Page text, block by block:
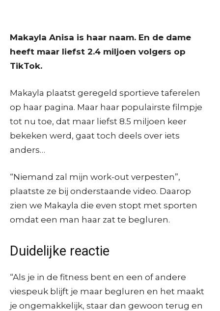
Makayla Anisa is haar naam. En de dame
heeft maar liefst 2.4 miljoen volgers op
TikTok.
Makayla plaatst geregeld sportieve taferelen
op haar pagina. Maar haar populairste filmpje
tot nu toe, dat maar liefst 8.5 miljoen keer
bekeken werd, gaat toch deels over iets
anders…
“Niemand zal mijn work-out verpesten”,
plaatste ze bij onderstaande video. Daarop
zien we Makayla die even stopt met sporten
omdat een man haar zat te begluren.
Duidelijke reactie
“Als je in de fitness bent en een of andere
viespeuk blijft je maar begluren en het maakt
je ongemakkelijk, staar dan gewoon terug en